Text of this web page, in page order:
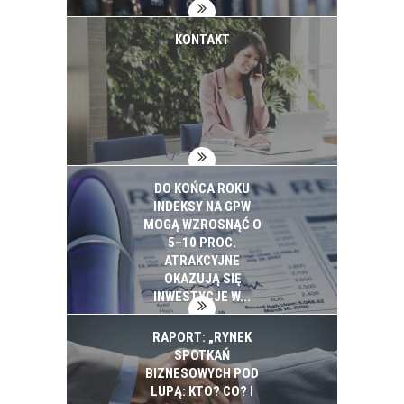
KONTAKT
DO KOŃCA ROKU
INDEKSY NA GPW
MOGĄ WZROSNĄĆ O
5–10 PROC.
ATRAKCYJNE
OKAZUJĄ SIĘ
INWESTYCJE W...
RAPORT: „RYNEK
SPOTKAŃ
BIZNESOWYCH POD
LUPĄ: KTO? CO? I